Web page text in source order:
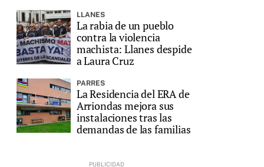
LLANES
La rabia de un pueblo
contra la violencia
machista: Llanes despide
a Laura Cruz
PARRES
La Residencia del ERA de
Arriondas mejora sus
instalaciones tras las
demandas de las familias